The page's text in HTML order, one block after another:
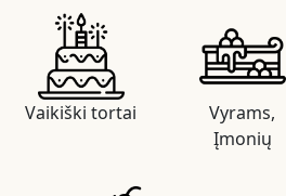
Vaikiški tortai
Vyrams,
Įmonių